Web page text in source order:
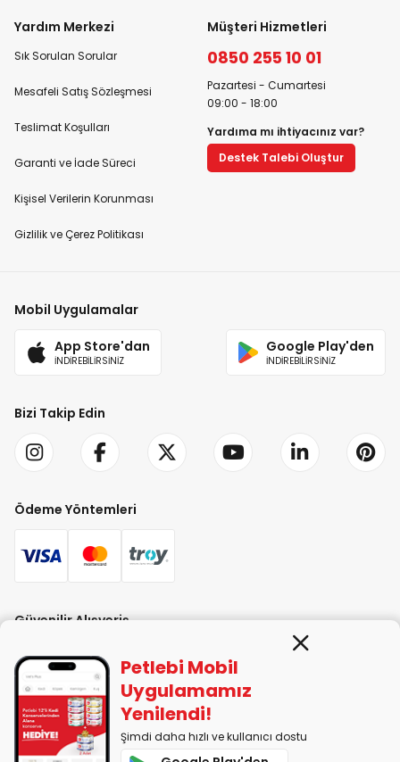
Yardım Merkezi
Sık Sorulan Sorular
Mesafeli Satış Sözleşmesi
Teslimat Koşulları
Garanti ve İade Süreci
Kişisel Verilerin Korunması
Gizlilik ve Çerez Politikası
Müşteri Hizmetleri
0850 255 10 01
Pazartesi - Cumartesi
09:00 - 18:00
Yardıma mı ihtiyacınız var?
Destek Talebi Oluştur
Mobil Uygulamalar
App Store'dan
İNDİREBİLİRSİNİZ
Google Play'den
İNDİREBİLİRSİNİZ
Bizi Takip Edin
Ödeme Yöntemleri
Güvenilir Alışveriş
PETLEBİ EVCİL HAYVAN ÜRÜNLERİ PAZ. SAN. TİC. LTD. ŞTİ. Alaşarköy Mah.
Petlebi Mobil
Uygulamamız
Yenilendi!
Şimdi daha hızlı ve kullanıcı dostu